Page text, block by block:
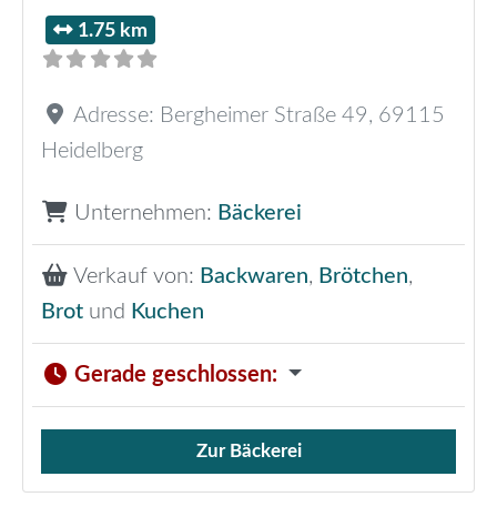
1.75 km
Adresse: Bergheimer Straße 49, 69115
Heidelberg
Unternehmen: Bäckerei
Verkauf von: Backwaren, Brötchen,
Brot und Kuchen
Gerade geschlossen:
Verkauf von Brötchen,
Zur Bäckerei